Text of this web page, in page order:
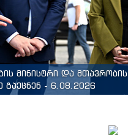
მინისტრი და
- 6.08.2026